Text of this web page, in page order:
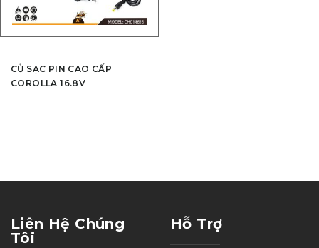
CỦ SẠC PIN CAO CẤP
COROLLA 16.8V
Liên Hệ Chúng
Tôi
Hỗ Trợ